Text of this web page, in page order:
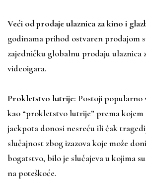
Veći od prodaje ulaznica za kino i
godinama prihod ostvaren prodajom
zajedničku globalnu prodaju ulaznica
videoigara.
Prokletstvo lutrije: Postoji popularno
kao “prokletstvo lutrije” prema kojem
jackpota donosi nesreću ili čak
slučajnost zbog izazova koje može
bogatstvo, bilo je slučajeva u kojima
na poteškoće.